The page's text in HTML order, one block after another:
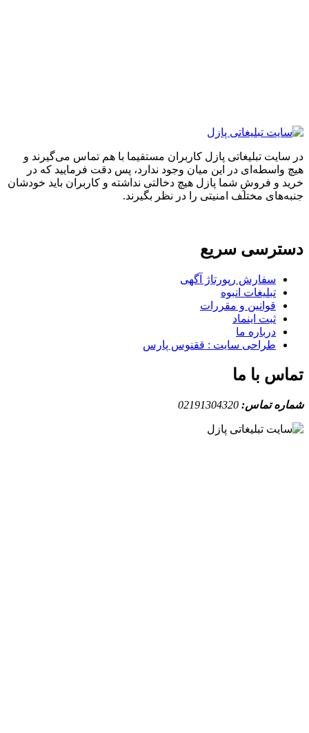
تبلیغاتی پازل کاربران مستقیما با هم تماس می‌گیرند و
در این میان وجود ندارد، پس دقت فرمایید که در
و فروشِ شما پازل هیچ دخالتی نداشته و کاربران باید خودشان
مختلف امنیتی را در نظر بگیرند.
سریع
سفارش رپورتاژ آگهی
تبلیغات انبوه
قوانین و مقررات
ثبت اینماد
درباره ما
طراحی سایت : ققنوس پارس
با ما
تماس:02191304320